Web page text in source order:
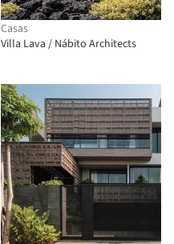
Casas
Villa Lava / Nábito Architects